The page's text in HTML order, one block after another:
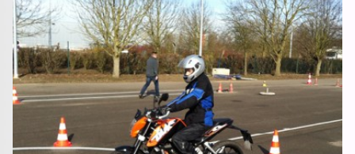
Opfrissingscursussen
Contact